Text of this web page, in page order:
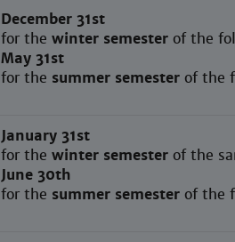
December 31st
for the winter semester of the
May 31st
for the summer semester of the
January 31st
for the winter semester of the
June 30th
for the summer semester of the